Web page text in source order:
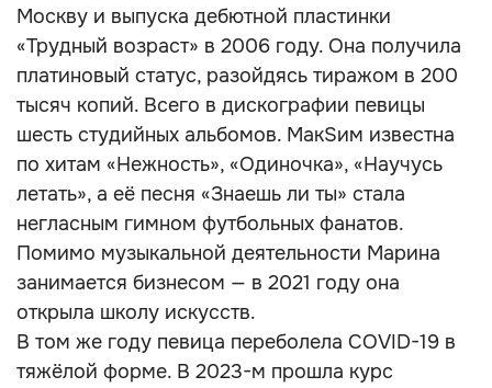
Москву и выпуска дебютной пластинки
«Трудный возраст» в 2006 году. Она получила
платиновый статус, разойдясь тиражом в 200
тысяч копий. Всего в дискографии певицы
шесть студийных альбомов. МакSим известна
по хитам «Нежность», «Одиночка», «Научусь
летать», а её песня «Знаешь ли ты» стала
негласным гимном футбольных фанатов.
Помимо музыкальной деятельности Марина
занимается бизнесом — в 2021 году она
открыла школу искусств.
В том же году певица переболела COVID-19 в
тяжёлой форме. В 2023-м прошла курс